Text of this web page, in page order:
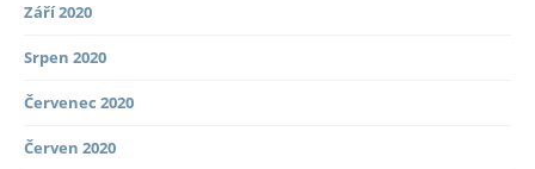
Září 2020
Srpen 2020
Červenec 2020
Červen 2020